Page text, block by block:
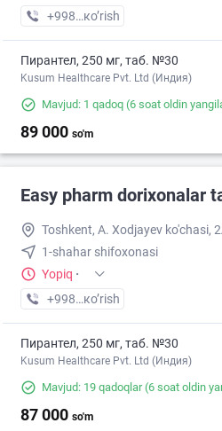
+998 (97) XXX-XX-XX
кo’rish
Пирантел, 250 мг, таб. №30
Kusum Healthcare Pvt. Ltd (Индия)
Mavjud: 1 qadoq (6 soat oldin
89 000 so'm
Easy pharm dorixonalar
Toshkent, A. Xodjayev ko'chasi,
1-shahar shifoxonasi
Yopiq ·
+998 (94) XXX-XX-XX
кo’rish
Пирантел, 250 мг, таб. №30
Kusum Healthcare Pvt. Ltd (Индия)
Mavjud: 19 qadoqlar(6 soat oldin
87 000 so'm